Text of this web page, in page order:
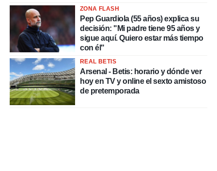
delincuentes"
ZONA FLASH
Pep Guardiola (55 años) explica su
decisión: "Mi padre tiene 95 años y
sigue aquí. Quiero estar más tiempo
con él"
REAL BETIS
Arsenal - Betis: horario y dónde ver
hoy en TV y online el sexto amistoso
de pretemporada